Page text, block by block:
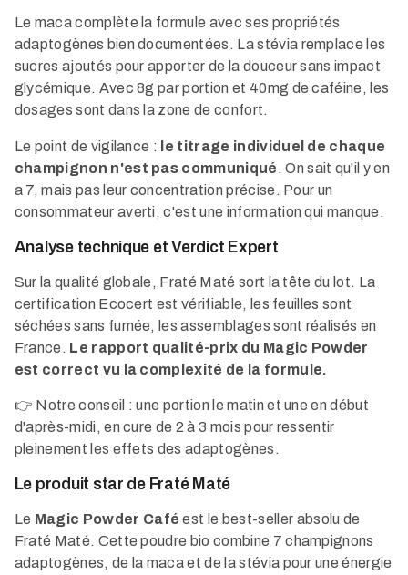
Le maca complète la formule avec ses propriétés
adaptogènes bien documentées. La stévia remplace les
sucres ajoutés pour apporter de la douceur sans impact
glycémique. Avec 8g par portion et 40mg de caféine, les
dosages sont dans la zone de confort.
Le point de vigilance : le titrage individuel de chaque
champignon n'est pas communiqué . On sait qu'il y en
a 7, mais pas leur concentration précise. Pour un
consommateur averti, c'est une information qui manque.
Analyse technique et Verdict Expert
Sur la qualité globale, Fraté Maté sort la tête du lot. La
certification Ecocert est vérifiable, les feuilles sont
séchées sans fumée, les assemblages sont réalisés en
France. Le rapport qualité-prix du Magic Powder
est correct vu la complexité de la formule.
👉 Notre conseil : une portion le matin et une en début
d'après-midi, en cure de 2 à 3 mois pour ressentir
pleinement les effets des adaptogènes.
Le produit star de Fraté Maté
Le Magic Powder Café est le best-seller absolu de
Fraté Maté. Cette poudre bio combine 7 champignons
adaptogènes, de la maca et de la stévia pour une énergie